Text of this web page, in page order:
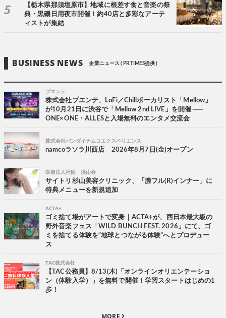
【栃木県那須塩原市】地域に根差す食と音楽の祭
典・黒磯日用夜市開催！約40店と多彩なアーテ
ィストが集結
BUSINESS NEWS 企業ニュース ( PR TIMES提供 )
プエンテ
株式会社プエンテ、LoFi／Chillボーカリスト「Mellow」
が10月21日に渋谷で「Mellow 2nd LIVE」を開催 ──
ONE×ONE・ALLESと入場無料のエンタメ交流会
株式会社バンダイナムコエクスペリエンス
namcoラソラ川西店 2026年8月7日(金)オープン
医療法人社団 渓山会
サイトリ杉山美容クリニック、「膣フル(R)インナー」に
特典メニューを新規追加
ACTA+
ゴミ捨て場がアートで変身｜ACTA+が、西日本最大級の
野外音楽フェス「WILD BUNCH FEST. 2026」にて、ゴ
ミを捨てる体験を“地球とつながる体験”へとプロデュー
ス
TAC株式会社
【TAC公務員】8/13(木)「オンラインオリエンテーショ
ン（体験入学）」を無料で開催！学習スタートはじめの1
歩！
MORE